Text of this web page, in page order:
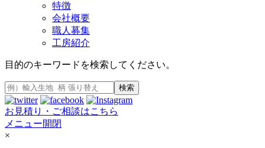
特徴
会社概要
職人募集
工房紹介
目的のキーワードを検索してください。
検索
お見積り・ご相談はこちら
メニュー開閉
×